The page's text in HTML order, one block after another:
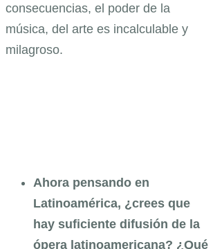
consecuencias, el poder de la
música, del arte es incalculable y
milagroso.
Ahora pensando en
Latinoamérica, ¿crees que
hay suficiente difusión de la
ópera latinoamericana? ¿Qué